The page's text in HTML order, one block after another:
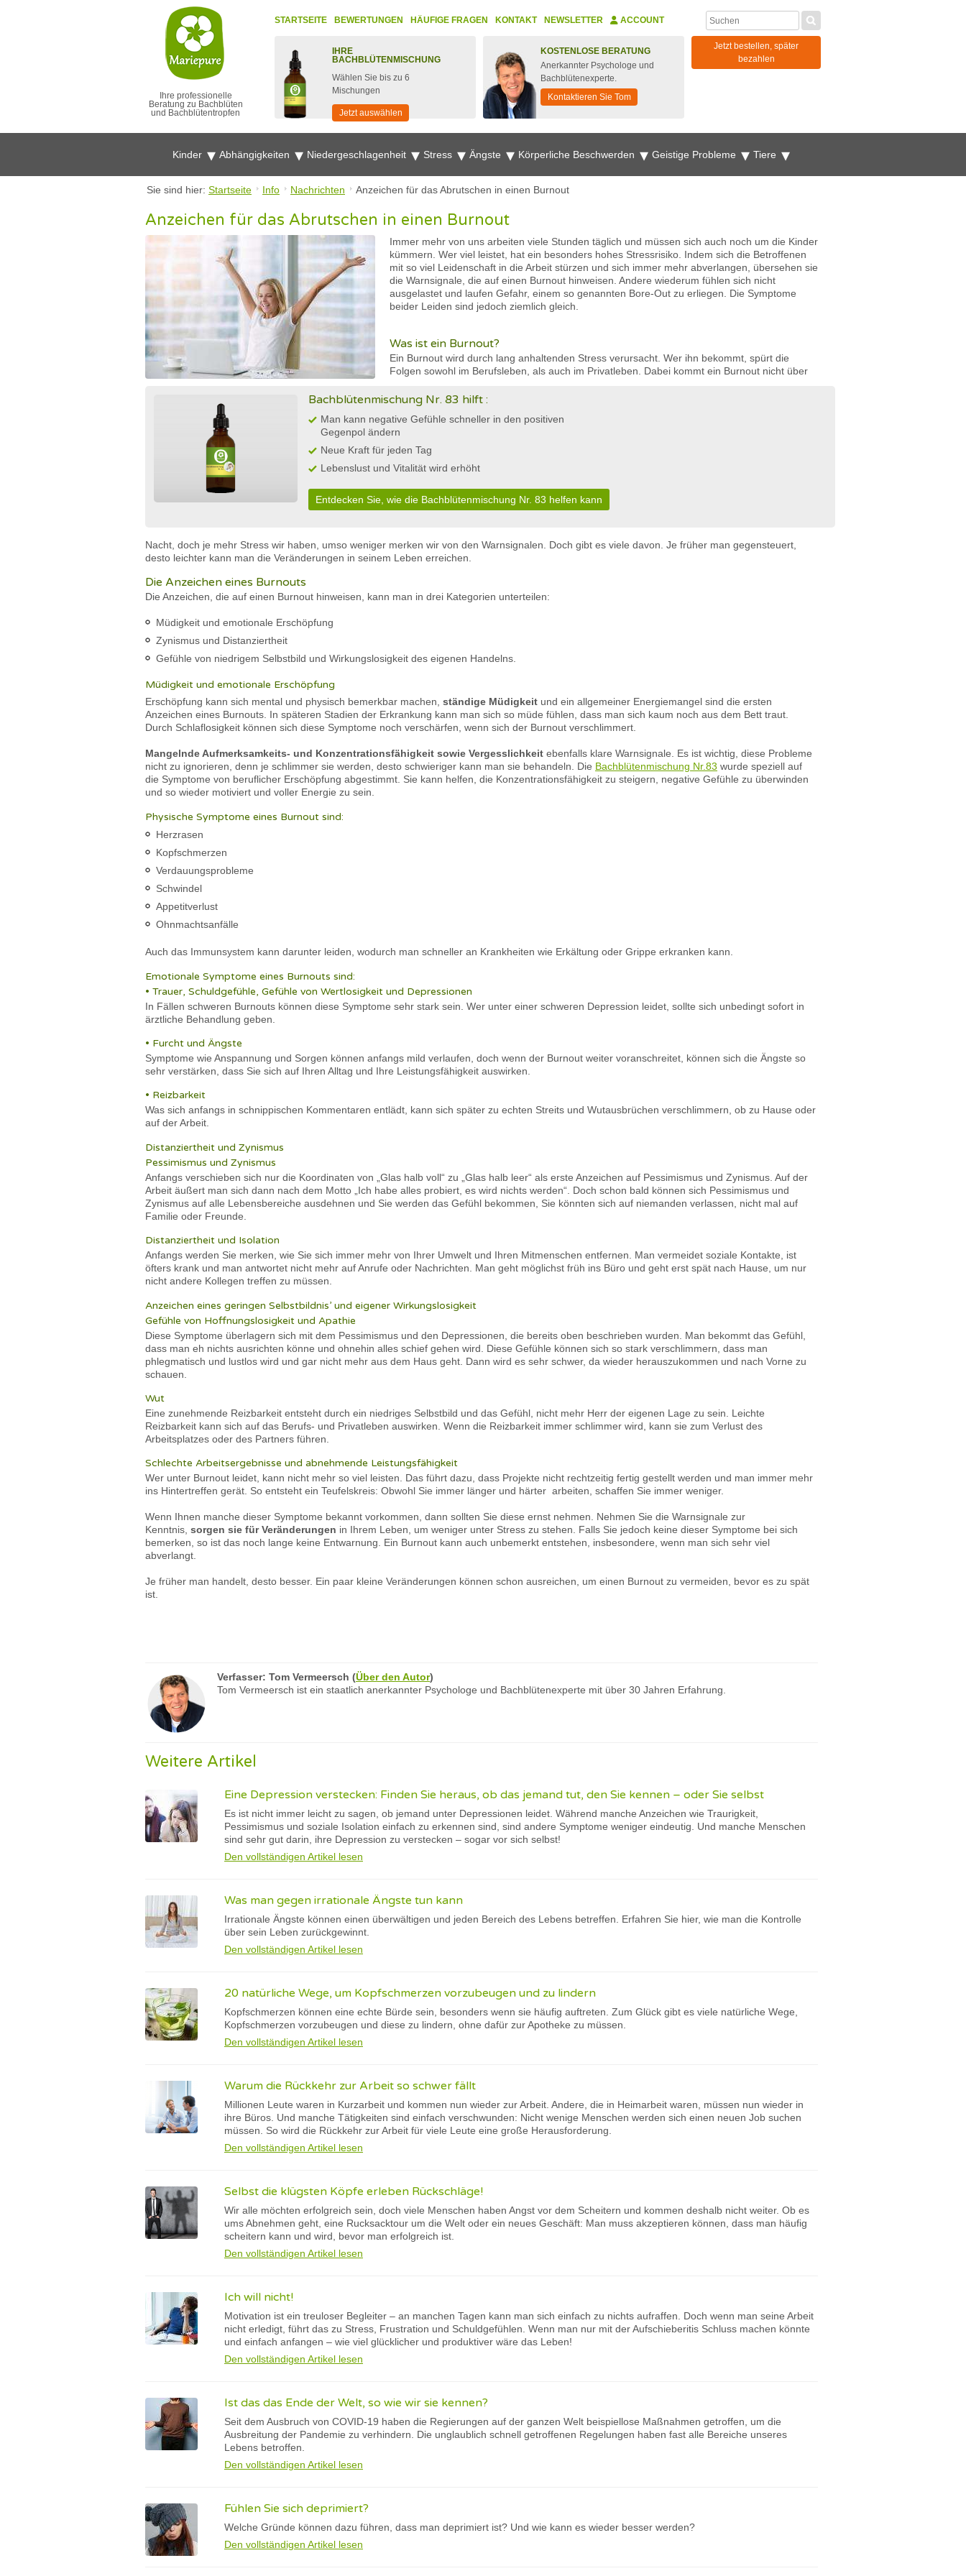
Ihre professionelle
Beratung zu Bachblüten
und Bachblütentropfen
STARTSEITE BEWERTUNGEN HÄUFIGE FRAGEN KONTAKT NEWSLETTER ACCOUNT
IHRE
BACHBLÜTENMISCHUNG
Wählen Sie bis zu 6
Mischungen
Jetzt auswählen
KOSTENLOSE BERATUNG
Anerkannter Psychologe und
Bachblütenexperte.
Kontaktieren Sie Tom
Jetzt bestellen, später
bezahlen
Kinder Abhängigkeiten Niedergeschlagenheit Stress Ängste Körperliche Beschwerden Geistige Probleme Tiere
Sie sind hier: Startseite Info Nachrichten Anzeichen für das Abrutschen in einen Burnout
Anzeichen für das Abrutschen in einen Burnout
Immer mehr von uns arbeiten viele Stunden täglich und müssen sich auch noch um die Kinder
kümmern. Wer viel leistet, hat ein besonders hohes Stressrisiko. Indem sich die Betroffenen
mit so viel Leidenschaft in die Arbeit stürzen und sich immer mehr abverlangen, übersehen sie
die Warnsignale, die auf einen Burnout hinweisen. Andere wiederum fühlen sich nicht
ausgelastet und laufen Gefahr, einem so genannten Bore-Out zu erliegen. Die Symptome
beider Leiden sind jedoch ziemlich gleich.
Bachblütenmischung Nr. 83 hilft :
Man kann negative Gefühle schneller in den positiven
Gegenpol ändern
Neue Kraft für jeden Tag
Lebenslust und Vitalität wird erhöht
Entdecken Sie, wie die Bachblütenmischung Nr. 83 helfen kann
Was ist ein Burnout?
Ein Burnout wird durch lang anhaltenden Stress verursacht. Wer ihn bekommt, spürt die
Folgen sowohl im Berufsleben, als auch im Privatleben. Dabei kommt ein Burnout nicht über
Nacht, doch je mehr Stress wir haben, umso weniger merken wir von den Warnsignalen. Doch gibt es viele davon. Je früher man gegensteuert,
desto leichter kann man die Veränderungen in seinem Leben erreichen.
Die Anzeichen eines Burnouts
Die Anzeichen, die auf einen Burnout hinweisen, kann man in drei Kategorien unterteilen:
Müdigkeit und emotionale Erschöpfung
Zynismus und Distanziertheit
Gefühle von niedrigem Selbstbild und Wirkungslosigkeit des eigenen Handelns.
Müdigkeit und emotionale Erschöpfung
Erschöpfung kann sich mental und physisch bemerkbar machen, ständige Müdigkeit und ein allgemeiner Energiemangel sind die ersten
Anzeichen eines Burnouts. In späteren Stadien der Erkrankung kann man sich so müde fühlen, dass man sich kaum noch aus dem Bett traut.
Durch Schlaflosigkeit können sich diese Symptome noch verschärfen, wenn sich der Burnout verschlimmert.
Mangelnde Aufmerksamkeits- und Konzentrationsfähigkeit sowie Vergesslichkeit ebenfalls klare Warnsignale. Es ist wichtig, diese Probleme
nicht zu ignorieren, denn je schlimmer sie werden, desto schwieriger kann man sie behandeln. Die Bachblütenmischung Nr.83 wurde speziell auf
die Symptome von beruflicher Erschöpfung abgestimmt. Sie kann helfen, die Konzentrationsfähigkeit zu steigern, negative Gefühle zu überwinden
und so wieder motiviert und voller Energie zu sein.
Physische Symptome eines Burnout sind:
Herzrasen
Kopfschmerzen
Verdauungsprobleme
Schwindel
Appetitverlust
Ohnmachtsanfälle
Auch das Immunsystem kann darunter leiden, wodurch man schneller an Krankheiten wie Erkältung oder Grippe erkranken kann.
Emotionale Symptome eines Burnouts sind:
• Trauer, Schuldgefühle, Gefühle von Wertlosigkeit und Depressionen
In Fällen schweren Burnouts können diese Symptome sehr stark sein. Wer unter einer schweren Depression leidet, sollte sich unbedingt sofort in
ärztliche Behandlung geben.
• Furcht und Ängste
Symptome wie Anspannung und Sorgen können anfangs mild verlaufen, doch wenn der Burnout weiter voranschreitet, können sich die Ängste so
sehr verstärken, dass Sie sich auf Ihren Alltag und Ihre Leistungsfähigkeit auswirken.
• Reizbarkeit
Was sich anfangs in schnippischen Kommentaren entlädt, kann sich später zu echten Streits und Wutausbrüchen verschlimmern, ob zu Hause oder
auf der Arbeit.
Distanziertheit und Zynismus
Pessimismus und Zynismus
Anfangs verschieben sich nur die Koordinaten von „Glas halb voll“ zu „Glas halb leer“ als erste Anzeichen auf Pessimismus und Zynismus. Auf der
Arbeit äußert man sich dann nach dem Motto „Ich habe alles probiert, es wird nichts werden“. Doch schon bald können sich Pessimismus und
Zynismus auf alle Lebensbereiche ausdehnen und Sie werden das Gefühl bekommen, Sie könnten sich auf niemanden verlassen, nicht mal auf
Familie oder Freunde.
Distanziertheit und Isolation
Anfangs werden Sie merken, wie Sie sich immer mehr von Ihrer Umwelt und Ihren Mitmenschen entfernen. Man vermeidet soziale Kontakte, ist
öfters krank und man antwortet nicht mehr auf Anrufe oder Nachrichten. Man geht möglichst früh ins Büro und geht erst spät nach Hause, um nur
nicht andere Kollegen treffen zu müssen.
Anzeichen eines geringen Selbstbildnis’ und eigener Wirkungslosigkeit
Gefühle von Hoffnungslosigkeit und Apathie
Diese Symptome überlagern sich mit dem Pessimismus und den Depressionen, die bereits oben beschrieben wurden. Man bekommt das Gefühl,
dass man eh nichts ausrichten könne und ohnehin alles schief gehen wird. Diese Gefühle können sich so stark verschlimmern, dass man
phlegmatisch und lustlos wird und gar nicht mehr aus dem Haus geht. Dann wird es sehr schwer, da wieder herauszukommen und nach Vorne zu
schauen.
Wut
Eine zunehmende Reizbarkeit entsteht durch ein niedriges Selbstbild und das Gefühl, nicht mehr Herr der eigenen Lage zu sein. Leichte
Reizbarkeit kann sich auf das Berufs- und Privatleben auswirken. Wenn die Reizbarkeit immer schlimmer wird, kann sie zum Verlust des
Arbeitsplatzes oder des Partners führen.
Schlechte Arbeitsergebnisse und abnehmende Leistungsfähigkeit
Wer unter Burnout leidet, kann nicht mehr so viel leisten. Das führt dazu, dass Projekte nicht rechtzeitig fertig gestellt werden und man immer mehr
ins Hintertreffen gerät. So entsteht ein Teufelskreis: Obwohl Sie immer länger und härter arbeiten, schaffen Sie immer weniger.
Wenn Ihnen manche dieser Symptome bekannt vorkommen, dann sollten Sie diese ernst nehmen. Nehmen Sie die Warnsignale zur
Kenntnis, sorgen sie für Veränderungen in Ihrem Leben, um weniger unter Stress zu stehen. Falls Sie jedoch keine dieser Symptome bei sich
bemerken, so ist das noch lange keine Entwarnung. Ein Burnout kann auch unbemerkt entstehen, insbesondere, wenn man sich sehr viel
abverlangt.
Je früher man handelt, desto besser. Ein paar kleine Veränderungen können schon ausreichen, um einen Burnout zu vermeiden, bevor es zu spät
ist.
Verfasser: Tom Vermeersch (Über den Autor)
Tom Vermeersch ist ein staatlich anerkannter Psychologe und Bachblütenexperte mit über 30 Jahren Erfahrung.
Weitere Artikel
Eine Depression verstecken: Finden Sie heraus, ob das jemand tut, den Sie kennen – oder Sie selbst
Es ist nicht immer leicht zu sagen, ob jemand unter Depressionen leidet. Während manche Anzeichen wie Traurigkeit,
Pessimismus und soziale Isolation einfach zu erkennen sind, sind andere Symptome weniger eindeutig. Und manche Menschen
sind sehr gut darin, ihre Depression zu verstecken – sogar vor sich selbst!
Den vollständigen Artikel lesen
Was man gegen irrationale Ängste tun kann
Irrationale Ängste können einen überwältigen und jeden Bereich des Lebens betreffen. Erfahren Sie hier, wie man die Kontrolle
über sein Leben zurückgewinnt.
Den vollständigen Artikel lesen
20 natürliche Wege, um Kopfschmerzen vorzubeugen und zu lindern
Kopfschmerzen können eine echte Bürde sein, besonders wenn sie häufig auftreten. Zum Glück gibt es viele natürliche Wege,
Kopfschmerzen vorzubeugen und diese zu lindern, ohne dafür zur Apotheke zu müssen.
Den vollständigen Artikel lesen
Warum die Rückkehr zur Arbeit so schwer fällt
Millionen Leute waren in Kurzarbeit und kommen nun wieder zur Arbeit. Andere, die in Heimarbeit waren, müssen nun wieder in
ihre Büros. Und manche Tätigkeiten sind einfach verschwunden: Nicht wenige Menschen werden sich einen neuen Job suchen
müssen. So wird die Rückkehr zur Arbeit für viele Leute eine große Herausforderung.
Den vollständigen Artikel lesen
Selbst die klügsten Köpfe erleben Rückschläge!
Wir alle möchten erfolgreich sein, doch viele Menschen haben Angst vor dem Scheitern und kommen deshalb nicht weiter. Ob es
ums Abnehmen geht, eine Rucksacktour um die Welt oder ein neues Geschäft: Man muss akzeptieren können, dass man häufig
scheitern kann und wird, bevor man erfolgreich ist.
Den vollständigen Artikel lesen
Ich will nicht!
Motivation ist ein treuloser Begleiter – an manchen Tagen kann man sich einfach zu nichts aufraffen. Doch wenn man seine Arbeit
nicht erledigt, führt das zu Stress, Frustration und Schuldgefühlen. Wenn man nur mit der Aufschieberitis Schluss machen könnte
und einfach anfangen – wie viel glücklicher und produktiver wäre das Leben!
Den vollständigen Artikel lesen
Ist das das Ende der Welt, so wie wir sie kennen?
Seit dem Ausbruch von COVID-19 haben die Regierungen auf der ganzen Welt beispiellose Maßnahmen getroffen, um die
Ausbreitung der Pandemie zu verhindern. Die unglaublich schnell getroffenen Regelungen haben fast alle Bereiche unseres
Lebens betroffen.
Den vollständigen Artikel lesen
Fühlen Sie sich deprimiert?
Welche Gründe können dazu führen, dass man deprimiert ist? Und wie kann es wieder besser werden?
Den vollständigen Artikel lesen